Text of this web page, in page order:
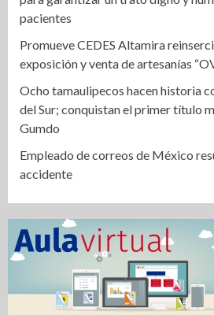
pacientes
Promueve CEDES Altamira
exposición y venta de artesanías
Ocho tamaulipecos hacen historia
del Sur; conquistan el primer título
Gumdo
Empleado de correos de México
accidente